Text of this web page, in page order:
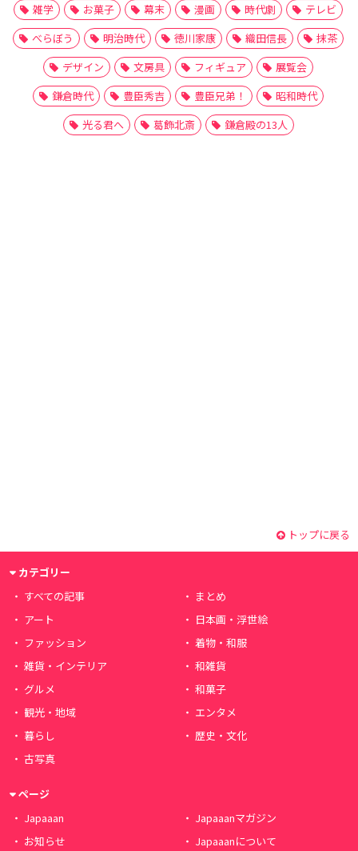
雑学
お菓子 幕末 漫画 時代劇
テレビ
べらぼう
明治時代 徳川家康 織田信長
抹茶
デザイン
文房具 フィギュア
展覧会
鎌倉時代
豊臣秀吉 豊臣兄弟！
昭和時代
光る君へ
葛飾北斎 鎌倉殿の13人
トップに戻る
カテゴリー
すべての記事
まとめ
アート
日本画・浮世絵
ファッション
着物・和服
雑貨・インテリア
和雑貨
グルメ
和菓子
観光・地域
エンタメ
暮らし
歴史・文化
古写真
ページ
Japaaan
Japaaanマガジン
お知らせ
Japaaanについて